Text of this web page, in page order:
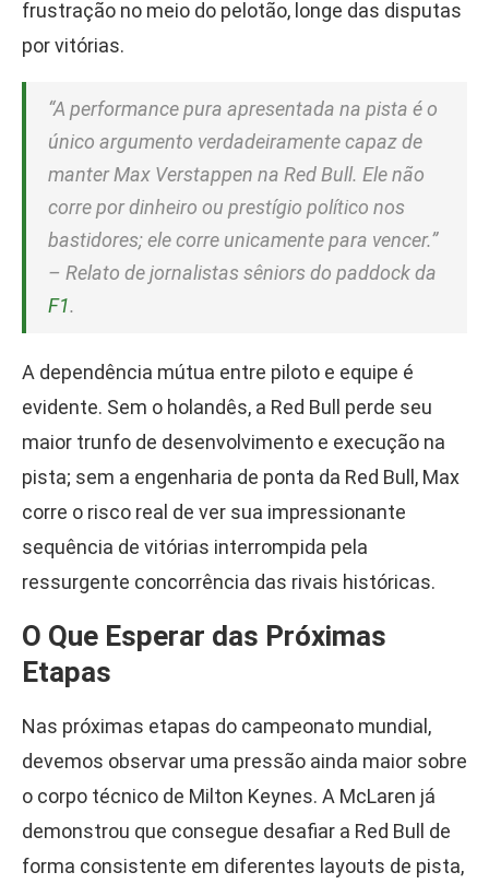
frustração no meio do pelotão, longe das disputas
por vitórias.
“A performance pura apresentada na pista é o
único argumento verdadeiramente capaz de
manter Max Verstappen na Red Bull. Ele não
corre por dinheiro ou prestígio político nos
bastidores; ele corre unicamente para vencer.”
– Relato de jornalistas sêniors do paddock da
F1.
A dependência mútua entre piloto e equipe é
evidente. Sem o holandês, a Red Bull perde seu
maior trunfo de desenvolvimento e execução na
pista; sem a engenharia de ponta da Red Bull, Max
corre o risco real de ver sua impressionante
sequência de vitórias interrompida pela
ressurgente concorrência das rivais históricas.
O Que Esperar das Próximas
Etapas
Nas próximas etapas do campeonato mundial,
devemos observar uma pressão ainda maior sobre
o corpo técnico de Milton Keynes. A McLaren já
demonstrou que consegue desafiar a Red Bull de
forma consistente em diferentes layouts de pista,